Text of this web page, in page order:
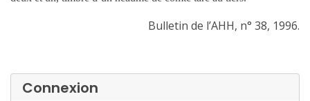
Bulletin de l’AHH, n° 38, 1996.
Connexion